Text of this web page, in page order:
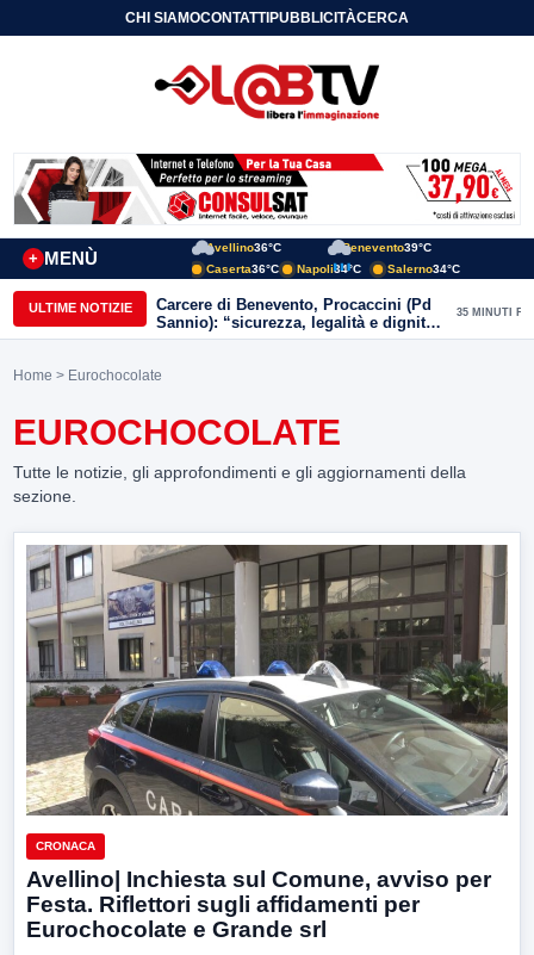
CHI SIAMOCONTATTIPUBBLICITÀCERCA
MENÙ
+
Avellino36°C Benevento39°C
Caserta36°C Napoli34°C Salerno34°C
ULTIME NOTIZIE
Carcere di Benevento, Procaccini (Pd
Sannio): “sicurezza, legalità e dignità
devono camminare insieme”
35 MINUTI FA
Home > Eurochocolate
EUROCHOCOLATE
Tutte le notizie, gli approfondimenti e gli aggiornamenti della
sezione.
CRONACA
Avellino| Inchiesta sul Comune, avviso per
Festa. Riflettori sugli affidamenti per
Eurochocolate e Grande srl